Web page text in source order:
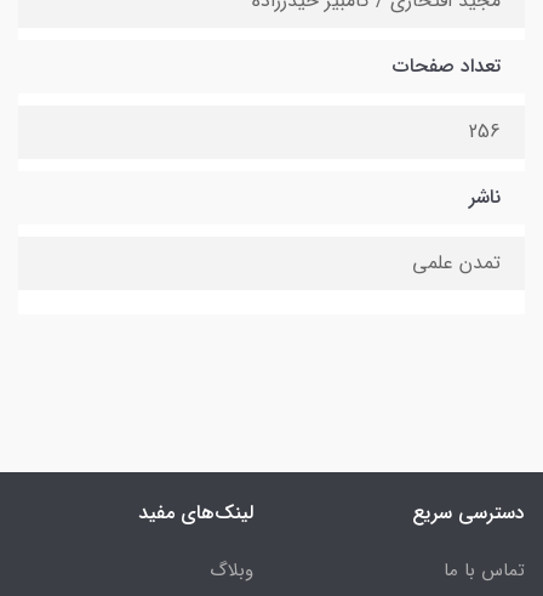
تعداد صفحات
256
ناشر
تمدن علمی
دسترسی سریع
تماس با ما
لینک‌های مفید
وبلاگ